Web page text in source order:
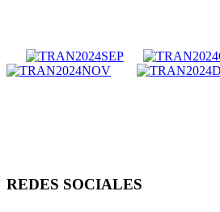
REDES SOCIALES